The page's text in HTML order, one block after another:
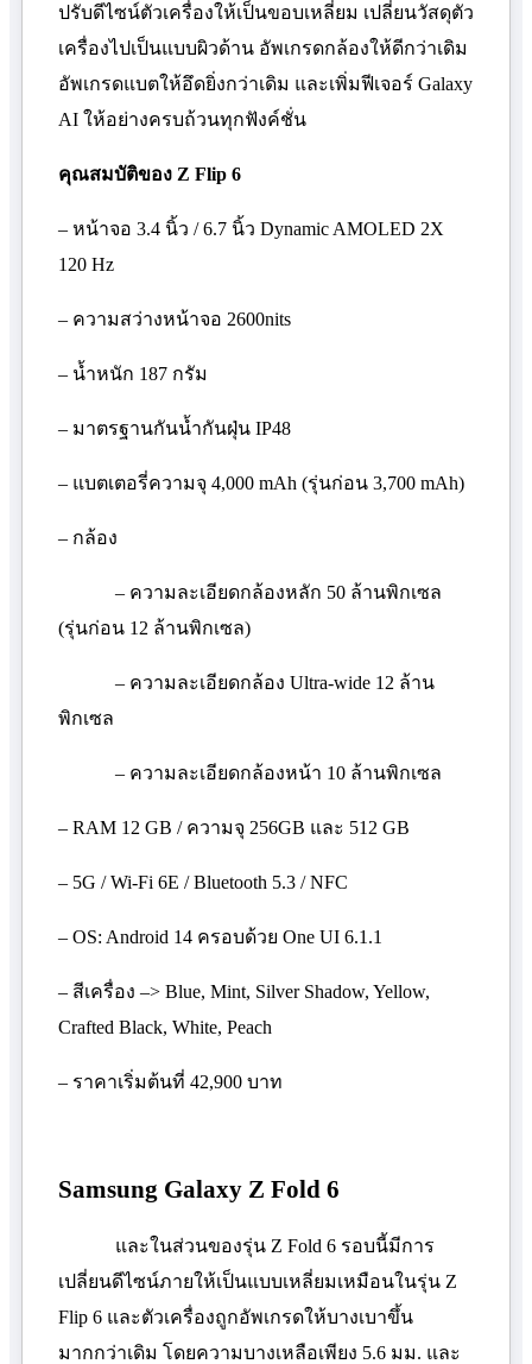
ปรับดีไซน์ตัวเครื่องให้เป็นขอบเหลี่ยม เปลี่ยนวัสดุตัว
เครื่องไปเป็นแบบผิวด้าน อัพเกรดกล้องให้ดีกว่าเดิม
อัพเกรดแบตให้อึดยิ่งกว่าเดิม และเพิ่มฟีเจอร์ Galaxy
AI ให้อย่างครบถ้วนทุกฟังค์ชั่น
คุณสมบัติของ Z Flip 6
– หน้าจอ 3.4 นิ้ว / 6.7 นิ้ว Dynamic AMOLED 2X
120 Hz
– ความสว่างหน้าจอ 2600nits
– น้ำหนัก 187 กรัม
– มาตรฐานกันน้ำกันฝุ่น IP48
– แบตเตอรี่ความจุ 4,000 mAh (รุ่นก่อน 3,700 mAh)
– กล้อง
– ความละเอียดกล้องหลัก 50 ล้านพิกเซล
(รุ่นก่อน 12 ล้านพิกเซล)
– ความละเอียดกล้อง Ultra-wide 12 ล้าน
พิกเซล
– ความละเอียดกล้องหน้า 10 ล้านพิกเซล
– RAM 12 GB / ความจุ 256GB และ 512 GB
– 5G / Wi-Fi 6E / Bluetooth 5.3 /NFC
– OS: Android 14 ครอบด้วย One UI 6.1.1
– สีเครื่อง –> Blue, Mint, Silver Shadow, Yellow,
Crafted Black, White, Peach
– ราคาเริ่มต้นที่ 42,900 บาท
Samsung Galaxy Z Fold 6
และในส่วนของรุ่น Z Fold 6 รอบนี้มีการ
เปลี่ยนดีไซน์ภายให้เป็นแบบเหลี่ยมเหมือนในรุ่น Z
Flip 6 และตัวเครื่องถูกอัพเกรดให้บางเบาขึ้น
มากกว่าเดิม โดยความบางเหลือเพียง 5.6 มม. และ